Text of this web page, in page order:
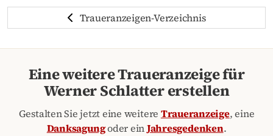
Traueranzeigen-Verzeichnis
Eine weitere Traueranzeige für
Werner Schlatter erstellen
Gestalten Sie jetzt eine weitere Traueranzeige, eine
Danksagungoder einJahresgedenken.